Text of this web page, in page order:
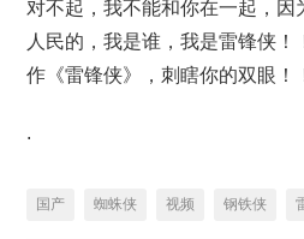
对不起，我不能和你在一起，因
人民的，我是谁，我是雷锋侠
作《雷锋侠》，刺瞎你的双眼！
.
国产 蜘蛛侠 视频 钢铁侠